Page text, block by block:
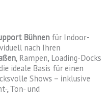
Bühnen für Indoor-
nach Ihren
, Rampen, Loading-Docks
ideale Basis für einen
Shows – inklusive
, Ton- und